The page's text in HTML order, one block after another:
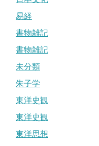
易経
書物雑記
書物雑記
未分類
朱子学
東洋史観
東洋史観
東洋思想